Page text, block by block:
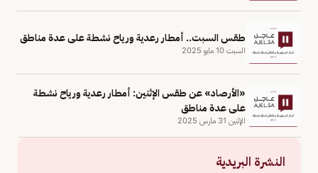
طقس السبت.. أمطار رعدية ورياح نشطة على عدة مناطق
السبت 10 مايو 2025
«الأرصاد» عن طقس الإثنين: أمطار رعدية ورياح نشطة
على عدة مناطق
الإثنين 31 مارس 2025
النشرة البريدية